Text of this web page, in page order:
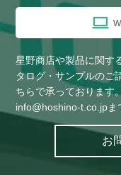
や）株式会社ヤマテン
や）株式会社ヤボシ(フ
ゆ）ユニチカ株式会社
り）リンテック株式会社
わ）株式会社ワーロン
星野商店や製品に関す
タログ・サンプルのご
ちらで承っております
info@hoshino-t.co.jpま
お